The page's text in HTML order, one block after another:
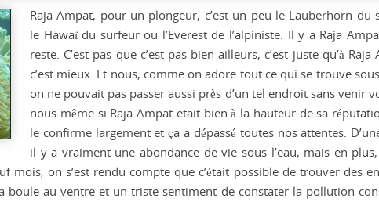
Raja Ampat, pour un plongeur, c’est un peu le Lauberhorn du
le Hawaï du surfeur ou l’Everest de l’alpiniste. Il y a Raja
reste. C’est pas que c’est pas bien ailleurs, c’est juste qu’à Raja
c’est mieux. Et nous, comme on adore tout ce qui se trouve sous
on ne pouvait pas passer aussi près d’un tel endroit sans venir
nous même si Raja Ampat etait bien à la hauteur de sa
le confirme largement et ça a dépassé toutes nos attentes.
il y a vraiment une abondance de vie sous l’eau, mais en
mois, on s’est rendu compte que c’était possible de trouver des
boule au ventre et un triste sentiment de constater la pollution